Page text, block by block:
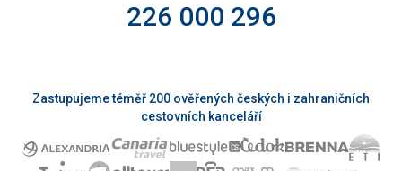
226 000 296
Zastupujeme téměř 200 ověřených českých i zahraničních
cestovních kanceláří